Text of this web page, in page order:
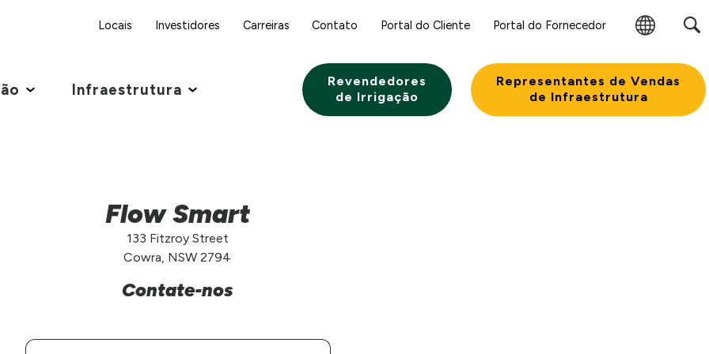
Locais Investidores Carreiras Contato Portal do Cliente Portal do Fornecedor
Alterar
Infraestrutura
Revendedores
de Irrigação
Representantes de Vendas
de Infraestrutura
Flow Smart
133 Fitzroy Street
Cowra, NSW 2794
Contate-nos